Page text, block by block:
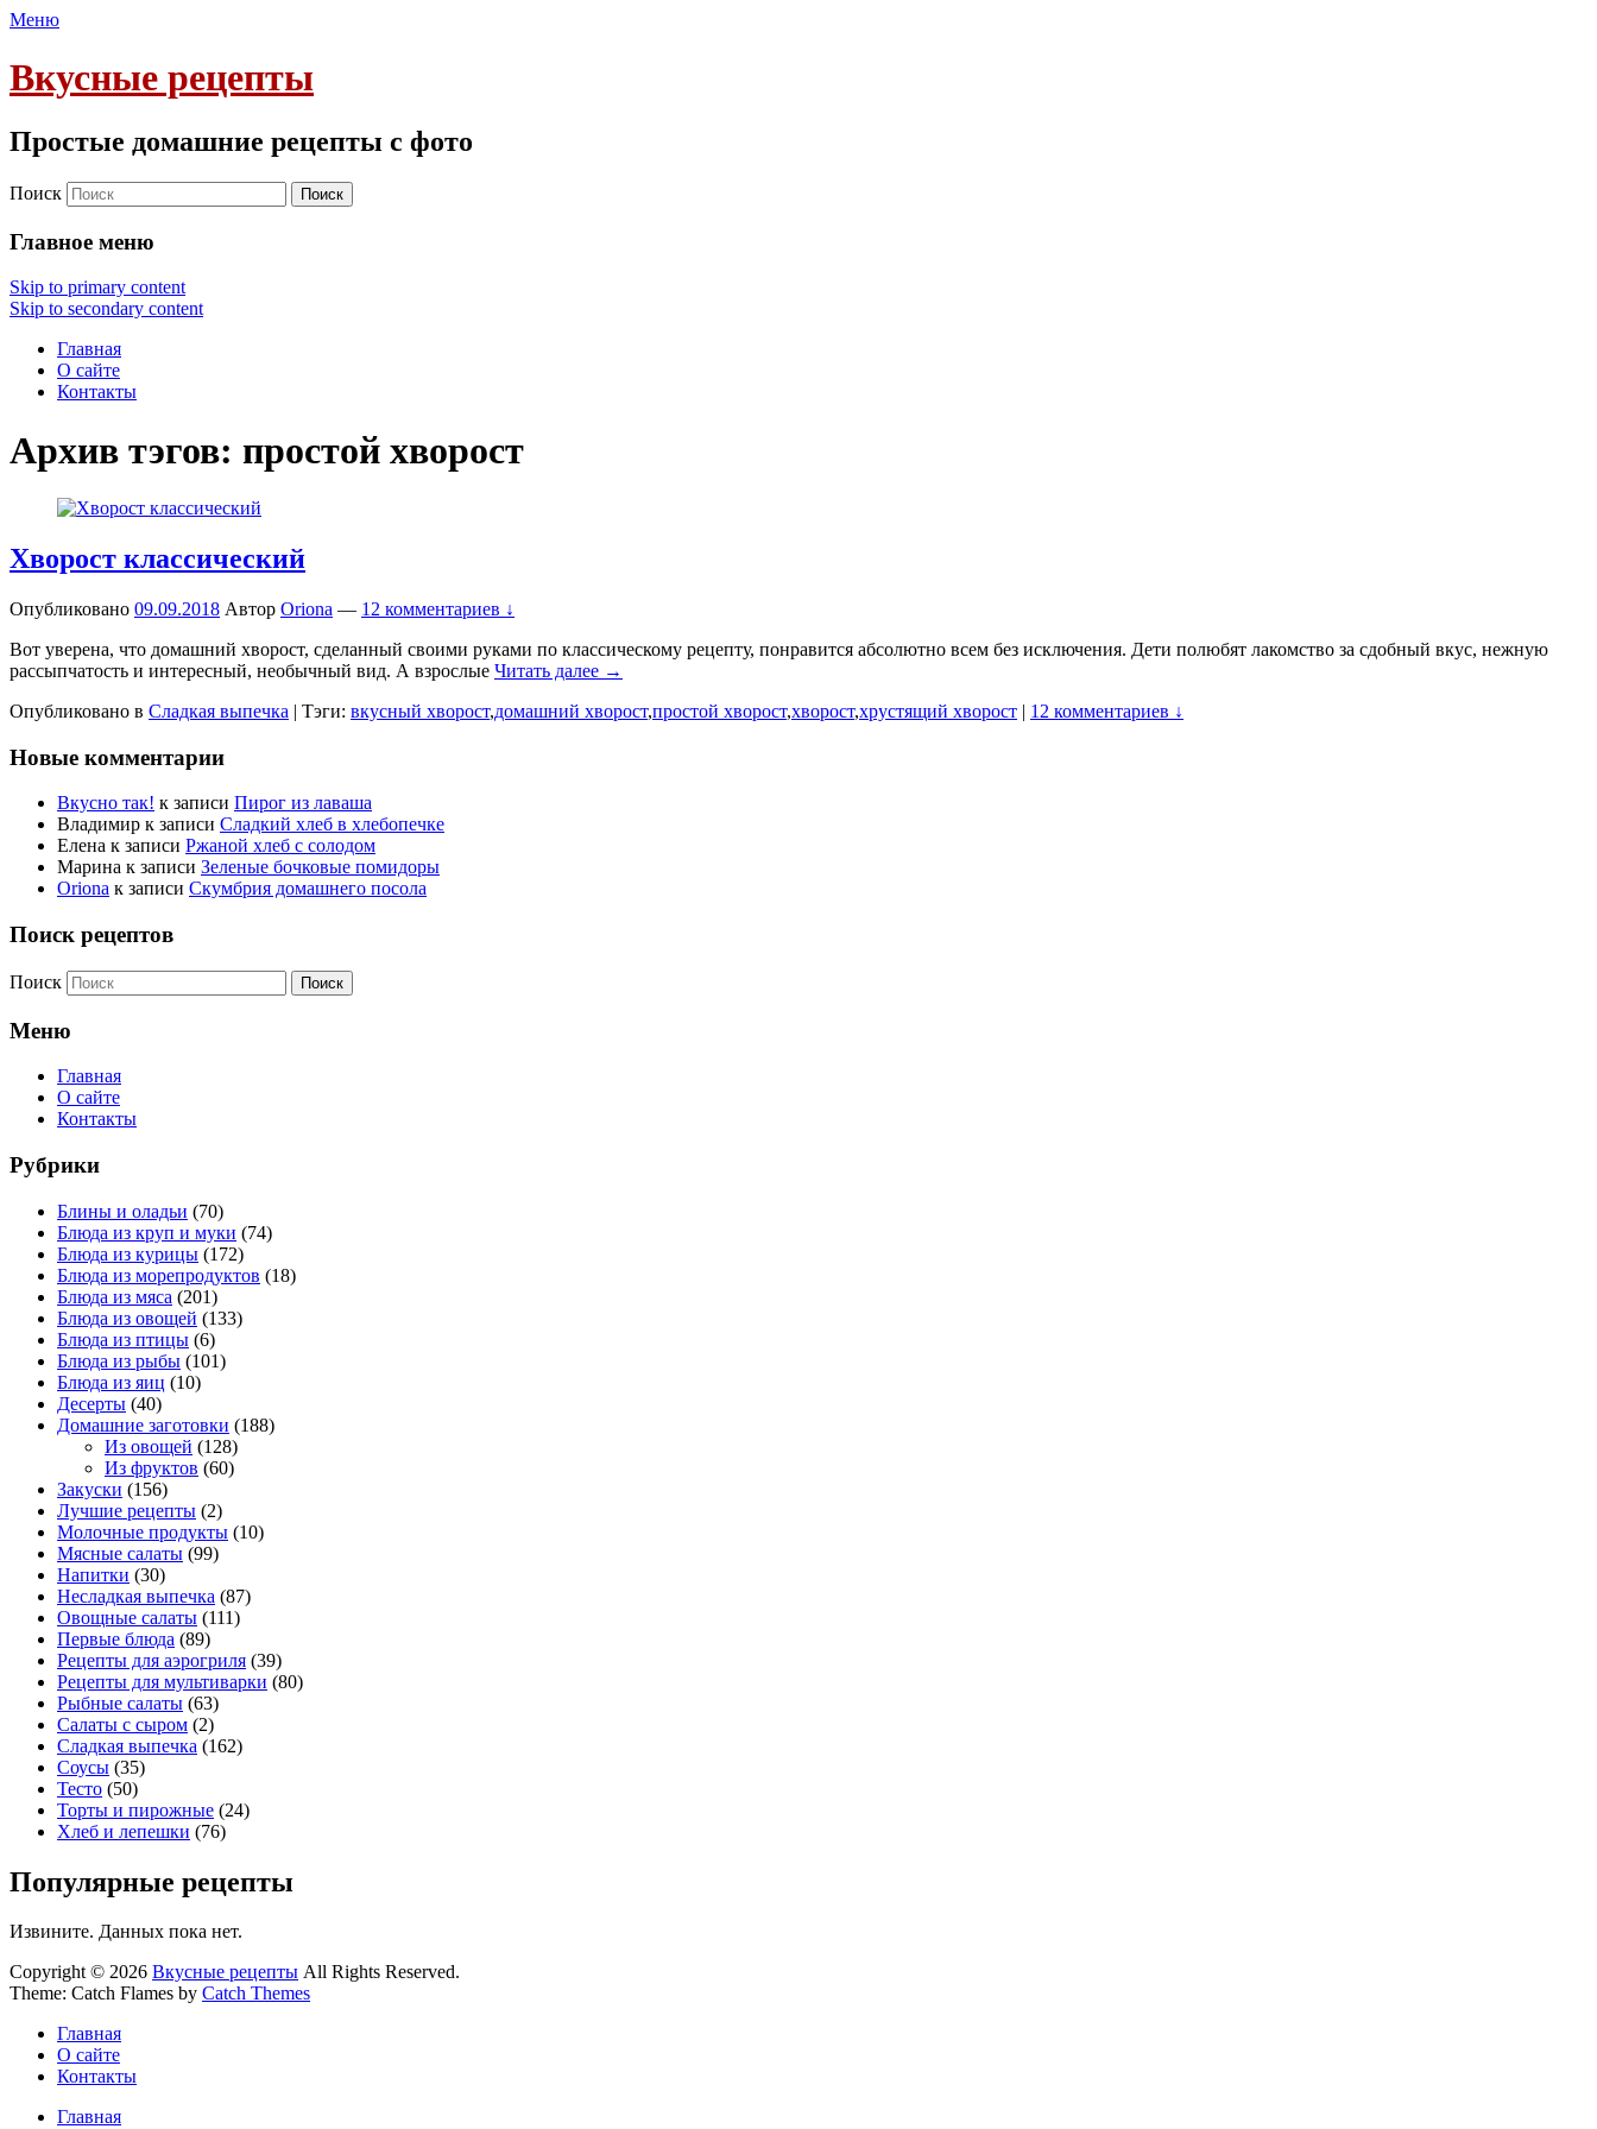
Меню
Вкусные рецепты
Простые домашние рецепты с фото
Поиск
Главное меню
Skip to primary content
Skip to secondary content
Главная
О сайте
Контакты
Архив тэгов: простой хворост
Хворост классический
Опубликовано 09.09.2018 Автор Oriona — 12 комментариев ↓
Вот уверена, что домашний хворост, сделанный своими руками по классическому рецепту, понравится абсолютно всем без исключения. Дети полюбят лакомство за сдобный вкус, нежную
рассыпчатость и интересный, необычный вид. А взрослые Читать далее →
Опубликовано в Сладкая выпечка | Тэги: вкусный хворост,домашний хворост,простой хворост,хворост,хрустящий хворост | 12 комментариев ↓
Новые комментарии
Вкусно так! к записи Пирог из лаваша
Владимир к записи Сладкий хлеб в хлебопечке
Елена к записи Ржаной хлеб с солодом
Марина к записи Зеленые бочковые помидоры
Oriona к записи Скумбрия домашнего посола
Поиск рецептов
Поиск
Меню
Главная
О сайте
Контакты
Рубрики
Блины и оладьи (70)
Блюда из круп и муки (74)
Блюда из курицы (172)
Блюда из морепродуктов (18)
Блюда из мяса (201)
Блюда из овощей (133)
Блюда из птицы (6)
Блюда из рыбы (101)
Блюда из яиц (10)
Десерты (40)
Домашние заготовки (188)
Из овощей (128)
Из фруктов (60)
Закуски (156)
Лучшие рецепты (2)
Молочные продукты (10)
Мясные салаты (99)
Напитки (30)
Несладкая выпечка (87)
Овощные салаты (111)
Первые блюда (89)
Рецепты для аэрогриля (39)
Рецепты для мультиварки (80)
Рыбные салаты (63)
Салаты с сыром (2)
Сладкая выпечка (162)
Соусы (35)
Тесто (50)
Торты и пирожные (24)
Хлеб и лепешки (76)
Популярные рецепты
Извините. Данных пока нет.
Copyright © 2026 Вкусные рецепты All Rights Reserved.
Theme: Catch Flames by Catch Themes
Главная
О сайте
Контакты
Главная